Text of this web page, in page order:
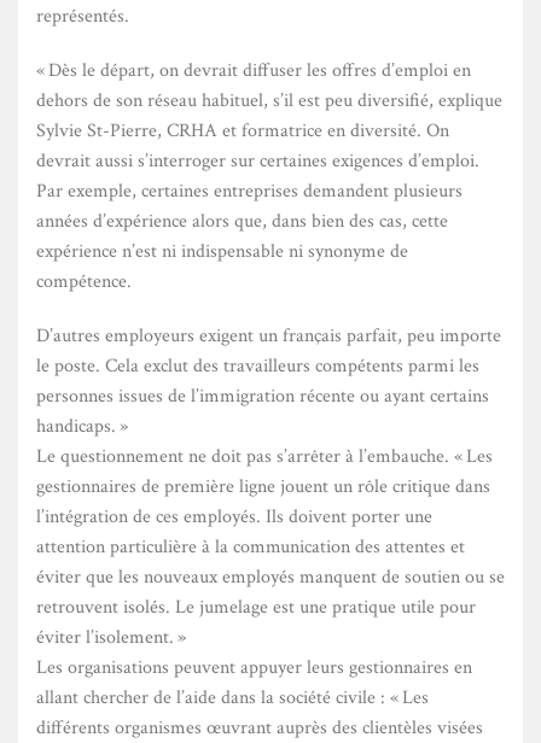
représentés.
« Dès le départ, on devrait diffuser les offres d’emploi en
dehors de son réseau habituel, s’il est peu diversifié, explique
Sylvie St-Pierre, CRHA et formatrice en diversité. On
devrait aussi s’interroger sur certaines exigences d’emploi.
Par exemple, certaines entreprises demandent plusieurs
années d’expérience alors que, dans bien des cas, cette
expérience n’est ni indispensable ni synonyme de
compétence.
D’autres employeurs exigent un français parfait, peu importe
le poste. Cela exclut des travailleurs compétents parmi les
personnes issues de l’immigration récente ou ayant certains
handicaps. »
Le questionnement ne doit pas s’arrêter à l’embauche. « Les
gestionnaires de première ligne jouent un rôle critique dans
l’intégration de ces employés. Ils doivent porter une
attention particulière à la communication des attentes et
éviter que les nouveaux employés manquent de soutien ou se
retrouvent isolés. Le jumelage est une pratique utile pour
éviter l’isolement. »
Les organisations peuvent appuyer leurs gestionnaires en
allant chercher de l’aide dans la société civile : « Les
différents organismes œuvrant auprès des clientèles visées